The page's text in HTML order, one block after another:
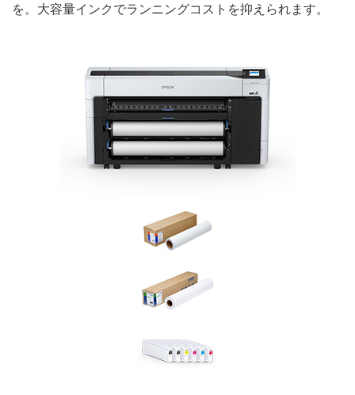
を。大容量インクでランニングコストを抑えられます。